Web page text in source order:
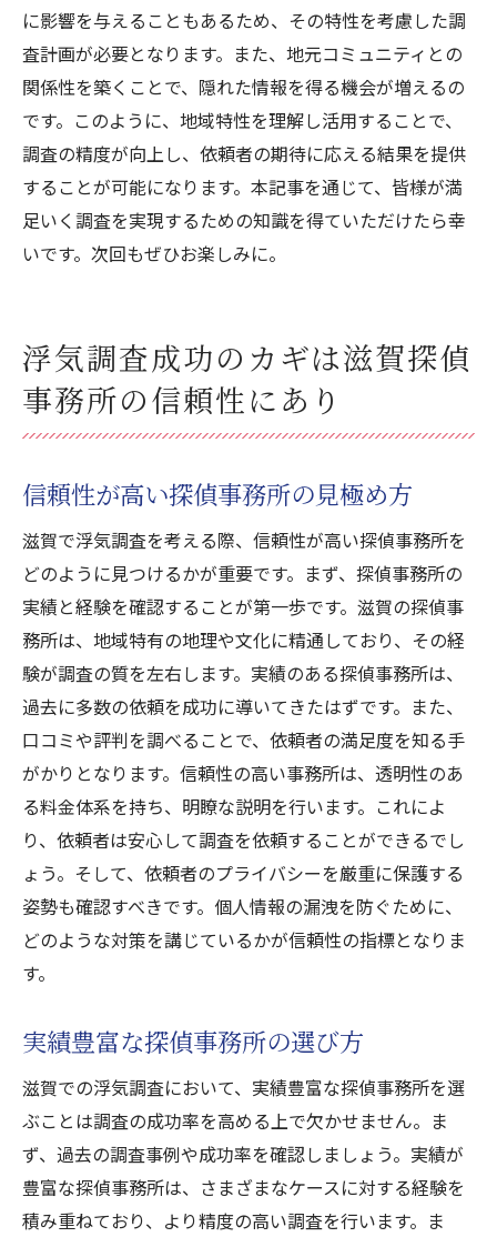
に影響を与えることもあるため、その特性を考慮した調
査計画が必要となります。また、地元コミュニティとの
関係性を築くことで、隠れた情報を得る機会が増えるの
です。このように、地域特性を理解し活用することで、
調査の精度が向上し、依頼者の期待に応える結果を提供
することが可能になります。本記事を通じて、皆様が満
足いく調査を実現するための知識を得ていただけたら幸
いです。次回もぜひお楽しみに。
浮気調査成功のカギは滋賀探偵
事務所の信頼性にあり
信頼性が高い探偵事務所の見極め方
滋賀で浮気調査を考える際、信頼性が高い探偵事務所を
どのように見つけるかが重要です。まず、探偵事務所の
実績と経験を確認することが第一歩です。滋賀の探偵事
務所は、地域特有の地理や文化に精通しており、その経
験が調査の質を左右します。実績のある探偵事務所は、
過去に多数の依頼を成功に導いてきたはずです。また、
口コミや評判を調べることで、依頼者の満足度を知る手
がかりとなります。信頼性の高い事務所は、透明性のあ
る料金体系を持ち、明瞭な説明を行います。これによ
り、依頼者は安心して調査を依頼することができるでし
ょう。そして、依頼者のプライバシーを厳重に保護する
姿勢も確認すべきです。個人情報の漏洩を防ぐために、
どのような対策を講じているかが信頼性の指標となりま
す。
実績豊富な探偵事務所の選び方
滋賀での浮気調査において、実績豊富な探偵事務所を選
ぶことは調査の成功率を高める上で欠かせません。ま
ず、過去の調査事例や成功率を確認しましょう。実績が
豊富な探偵事務所は、さまざまなケースに対する経験を
積み重ねており、より精度の高い調査を行います。ま